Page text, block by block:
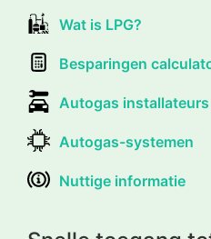
Wat is LPG?
Besparingen
Autogas installateurs
Autogas-systemen
Nuttige informatie